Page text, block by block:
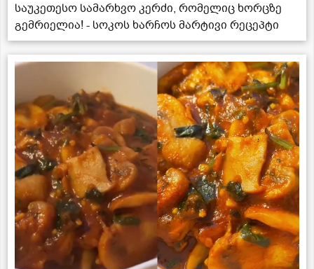
საუკეთესო სამარხვო კერძი, რომელიც ხორცზე
გემრიელია! - სოკოს ხარჩოს მარტივი რეცეპტი